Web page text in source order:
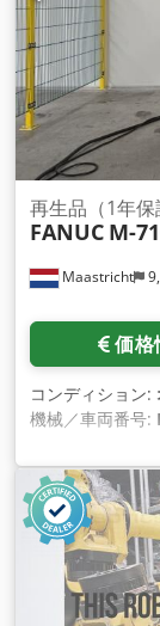
Maastricht
再生品（1年保
FANUC M-
価格
コンディション:
機械／車両番号:
Size, ティーチ